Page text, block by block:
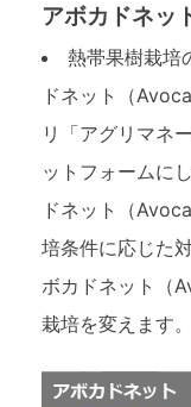
アボカドネッ
熱帯果樹栽培
ドネット（
リ「アグリマネ
ットフォームに
ドネット（
培条件に応じた
ボカドネット（
栽培を変えます。